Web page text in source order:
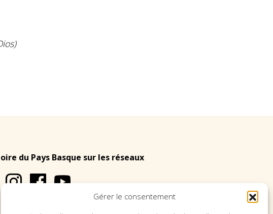
Gérer le consentement
du Pays Basque sur les réseaux